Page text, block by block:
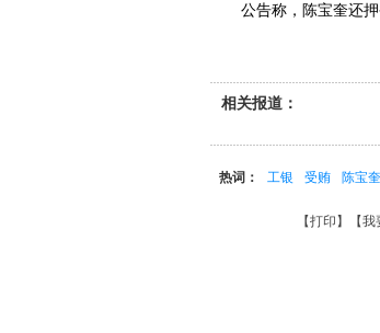
公告称，陈宝奎还押
相关报道：
热词： 工银 受贿 陈宝奎
【打印 】【我